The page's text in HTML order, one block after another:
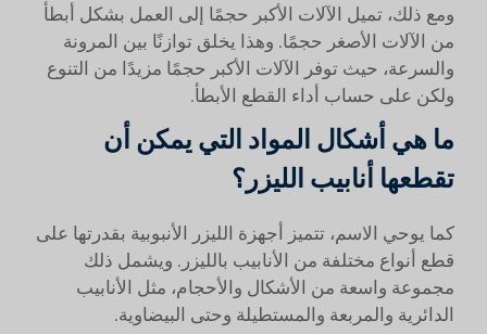
ومع ذلك، تميل الآلات الأكبر حجمًا إلى العمل بشكل أبطأ
من الآلات الأصغر حجمًا. وهذا يخلق توازنًا بين المرونة
والسرعة، حيث توفر الآلات الأكبر حجمًا مزيدًا من التنوع
ولكن على حساب أداء القطع الأبطأ.
ما هي أشكال المواد التي يمكن أن
تقطعها أنابيب الليزر؟
كما يوحي الاسم، تتميز أجهزة الليزر الأنبوبية بقدرتها على
قطع أنواع مختلفة من الأنابيب بالليزر. ويشمل ذلك
مجموعة واسعة من الأشكال والأحجام، مثل الأنابيب
الدائرية والمربعة والمستطيلة وحتى البيضاوية.